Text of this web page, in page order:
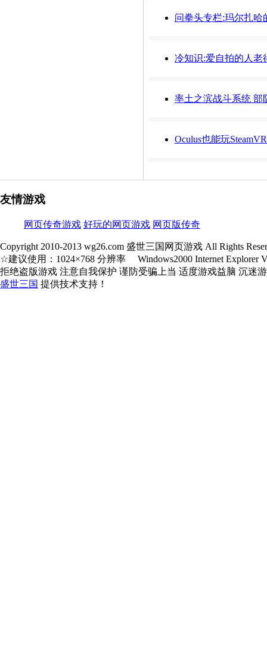
问拳头专栏:玛尔扎哈
冷知识:爱自拍的人老
率土之滨战斗系统 部
Oculus也能玩
友情游戏
网页传奇游戏 好玩的网页游戏 网页版传奇
Copyright 2010-2013 wg26.com 盛世三国网页游戏 All Rights
☆建议使用：1024×768 分辨率 Windows2000 Internet Explorer
拒绝盗版游戏 注意自我保护 谨防受骗上当 适度游戏益脑 沉迷
盛世三国 提供技术支持！